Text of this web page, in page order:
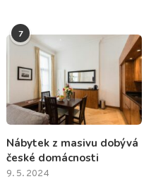
7
Nábytek z masivu dobývá
české domácnosti
9. 5. 2024